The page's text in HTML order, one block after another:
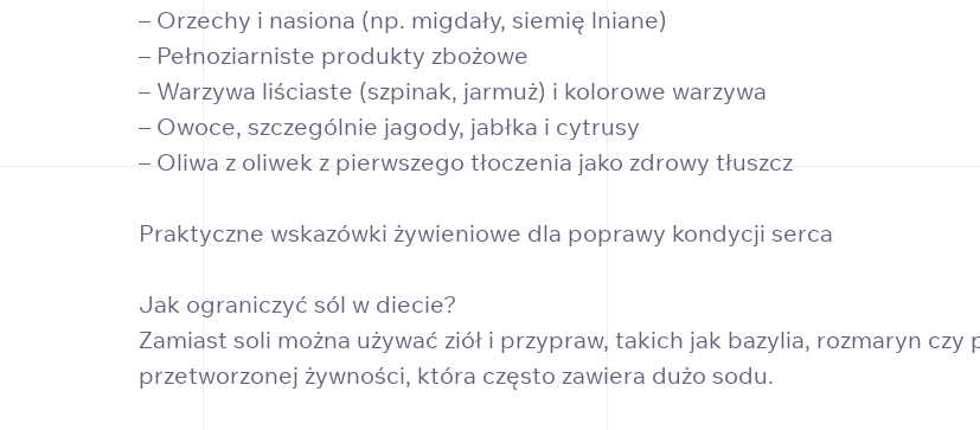
– Orzechy i nasiona (np. migdały, siemię lniane)
– Pełnoziarniste produkty zbożowe
– Warzywa liściaste (szpinak, jarmuż) i kolorowe warzywa
– Owoce, szczególnie jagody, jabłka i cytrusy
– Oliwa z oliwek z pierwszego tłoczenia jako zdrowy tłuszcz
Praktyczne wskazówki żywieniowe dla poprawy kondycji serca
Jak ograniczyć sól w diecie?
Zamiast soli można używać ziół i przypraw, takich jak bazylia, rozmaryn
przetworzonej żywności, która często zawiera dużo sodu.